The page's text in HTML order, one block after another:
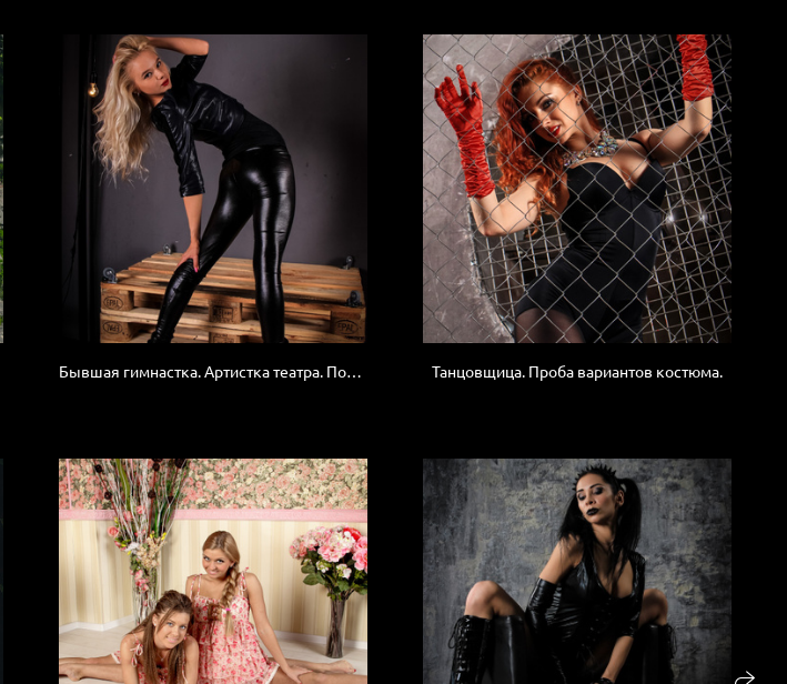
Бывшая гимнастка. Артистка театра. Позирование. Танцовщица. Проба вариантов костюма.